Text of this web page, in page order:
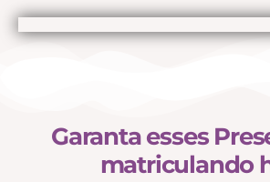
Garanta esses
matriculando